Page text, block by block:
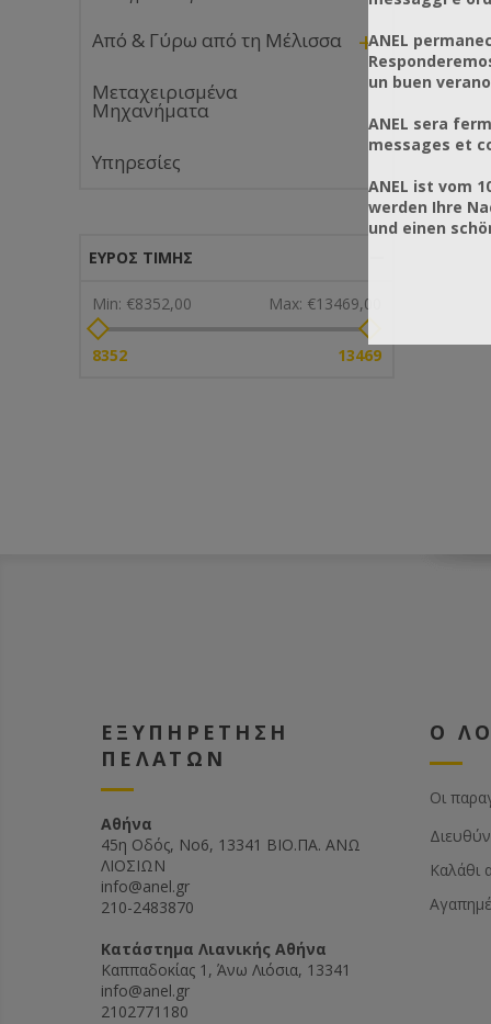
Από & Γύρω από τη Μέλισσα +
Μεταχειρισμένα
Μηχανήματα
Υπηρεσίες
ΕΎΡΟΣ ΤΙΜΉΣ
Min: €8352,00 Max: €13469,00
8352 13469
ΕΞΥΠΗΡΕΤΗΣΗ
ΠΕΛΑΤΩΝ
Αθήνα
45η Οδός, Νο6, 13341 ΒΙΟ.ΠΑ. ΑΝΩ
ΛΙΟΣΙΩΝ
info@anel.gr
210-2483870
Kατάστημα Λιανικής Αθήνα
Καππαδοκίας 1, Άνω Λιόσια, 13341
info@anel.gr
2102771180
Ο
Οι
Καλάθι
ANEL
un buen
ANEL sera
messages et
ANEL ist vom
werden Ihre
und einen